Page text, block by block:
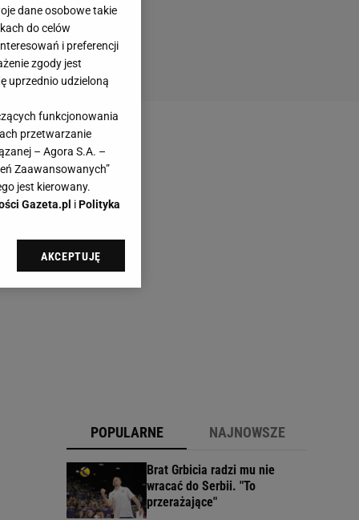
POPULARNE NAJNOWSZE
Brat Grbicia radzi mu nie
wracać do Serbii. "To
przerażające"
dane osobowe takie
do celów
i preferencji
zgody jest
uprzednio udzieloną
funkcjonowania
przetwarzanie
– Agora S.A. –
Zaawansowanych”
jest kierowany.
Gazeta.pl iPolityka
sp. z o.o., jej
swoje preferencje
AKCEPTUJĘ